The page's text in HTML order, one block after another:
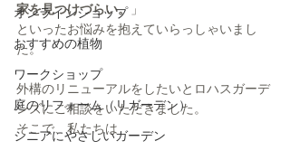
オンラインショップ
おすすめの植物
ワークショップ
庭のリフォーム（リガーデン）
シニアにやさしいガーデン
家を見つけづらい。 」
といったお悩みを抱えていらっしゃいまし
た。
外構のリニューアルをしたいとロハスガーデ
ンズにご相談をいただきました。
そこで、私たちは